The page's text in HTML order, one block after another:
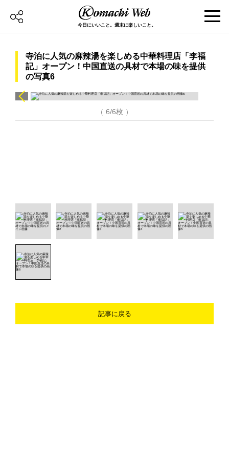
今日にいいこと。週末に楽しいこと。
寺泊に人気の麻辣湯を楽しめる中華料理店「李福
記」オープン！中国直送の具材で本場の味を提供
の写真6
（ 6/6枚 ）
記事に戻る